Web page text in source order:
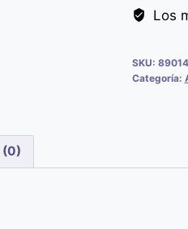
Los
SKU:
Categoría:
(0)